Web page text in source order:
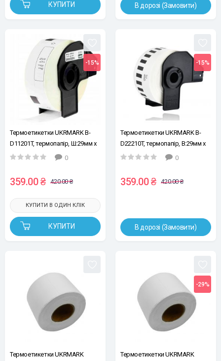
КУПИТИ В дорозі (Замовити)
-15%
Термоетикетки UKRMARK B-
D11201T, термопапір, Ш:29мм х
В:90мм., рул.400шт, білі, сумісні
0
359.00 ₴ 420.00 ₴
КУПИТИ
КУПИТИ В ОДИН КЛІК
-15%
Термоетикетки UKRMARK B-
D22210T, термопапір, В:29мм х
Д:30,48м, біла безперевна
22210
0
359.00 ₴ 420.00 ₴
В дорозі (Замовити)
Термоетикетки UKRMARK
-29%
Термоетикетки UKRMARK